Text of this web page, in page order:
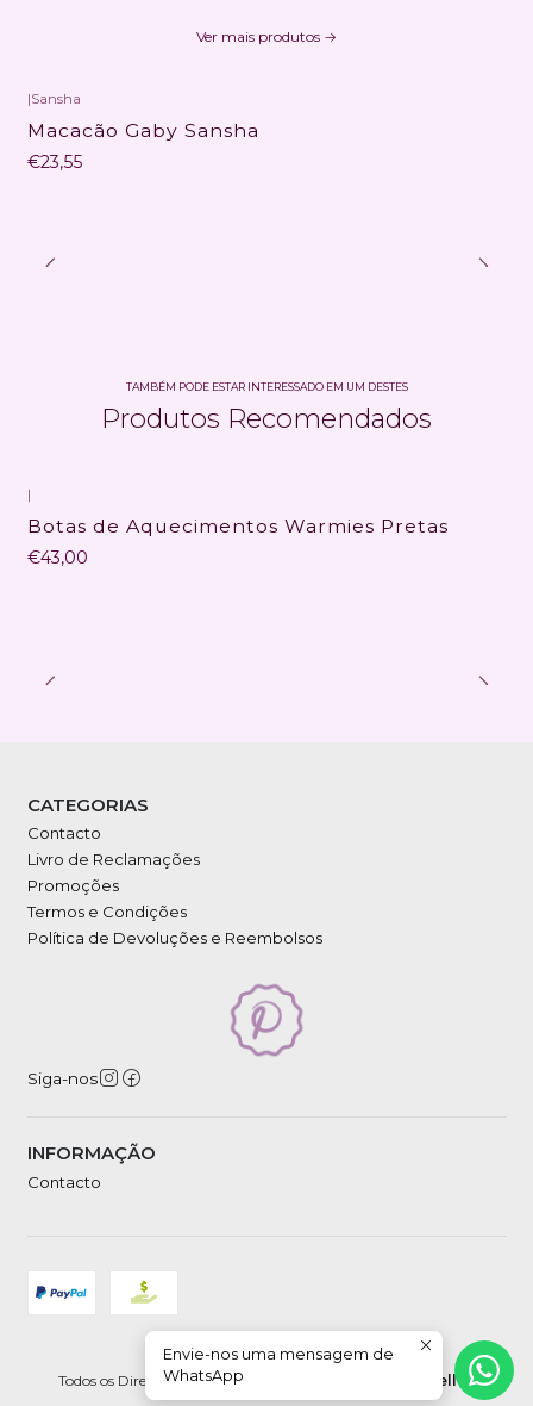
Ver mais produtos
|Sansha
Macacão Gaby Sansha
€23,55
TAMBÉM PODE ESTAR INTERESSADO EM UM DESTES
Produtos Recomendados
|
Botas de Aquecimentos Warmies Pretas
€43,00
CATEGORIAS
Contacto
Livro de Reclamações
Promoções
Termos e Condições
Política de Devoluções e Reembolsos
Siga-nos
INFORMAÇÃO
Contacto
2026 Petipá.
Todos os Direitos Reservados.
Com tecnologia Jumpseller.
Envie-nos uma mensagem de
WhatsApp